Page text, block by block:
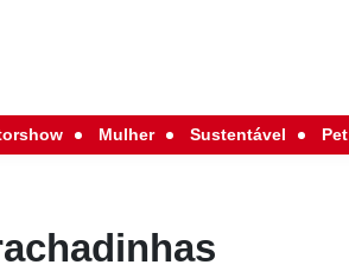
Mulher Sustentável Pet